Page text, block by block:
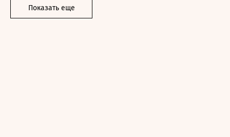
Показать еще